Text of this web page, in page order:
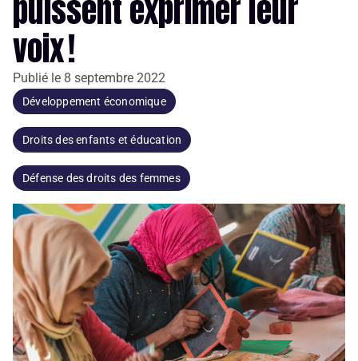
puissent exprimer leur
voix !
Publié le 8 septembre 2022
Développement économique
Droits des enfants et éducation
Défense des droits des femmes